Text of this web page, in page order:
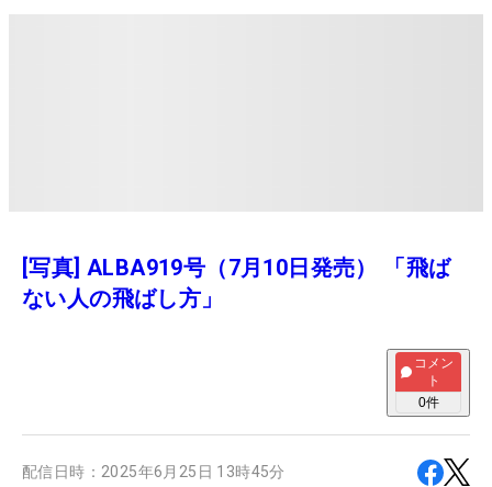
[写真] ALBA919号（7月10日発売） 「飛ば
ない人の飛ばし方」
コメン
ト
0件
配信日時： 2025年6月25日 13時45分